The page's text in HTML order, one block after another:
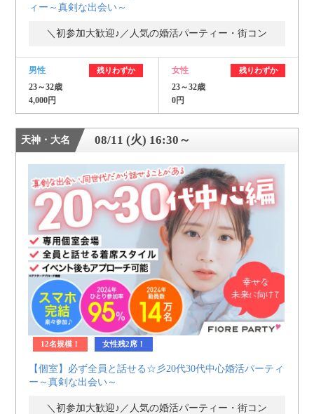
ィー～真剣な出会い～
＼初参加大歓迎♪／人気の婚活パーティー・街コン
男性 残りわずか
23～32歳
4,000円
女性 残りわずか
23～32歳
0円
天神・大名 08/11 (火) 16:30～
12名規模！ 女性残2席！
【個室】必ず全員と話せる☆彡20代30代中心婚活パーティ
ー～真剣な出会い～
＼初参加大歓迎♪／人気の婚活パーティー・街コン